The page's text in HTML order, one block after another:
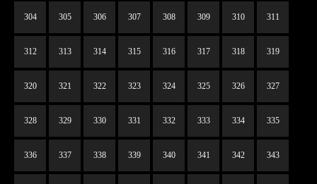
304 305 306 307 308 309 310 311
312 313 314 315 316 317 318 319
320 321 322 323 324 325 326 327
328 329 330 331 332 333 334 335
336 337 338 339 340 341 342 343